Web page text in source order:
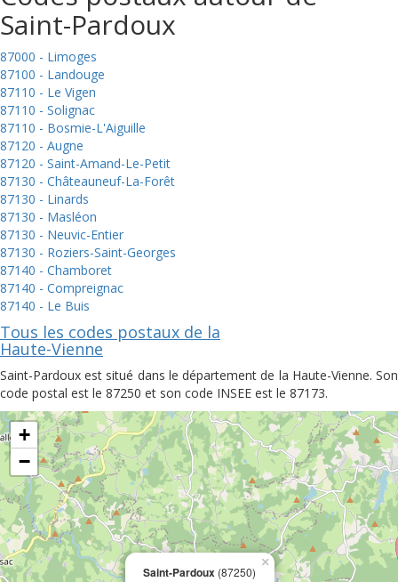
Saint-Pardoux
87000 - Limoges
87100 - Landouge
87110 - Le Vigen
87110 - Solignac
87110 - Bosmie-L'Aiguille
87120 - Augne
87120 - Saint-Amand-Le-Petit
87130 - Châteauneuf-La-Forêt
87130 - Linards
87130 - Masléon
87130 - Neuvic-Entier
87130 - Roziers-Saint-Georges
87140 - Chamboret
87140 - Compreignac
87140 - Le Buis
Tous les codes postaux de la
Haute-Vienne
Saint-Pardoux est situé dans le département de la Haute-Vienne. Son
code postal est le 87250 et son code INSEE est le 87173.
Saint-Pardoux (87250)
×
+
−